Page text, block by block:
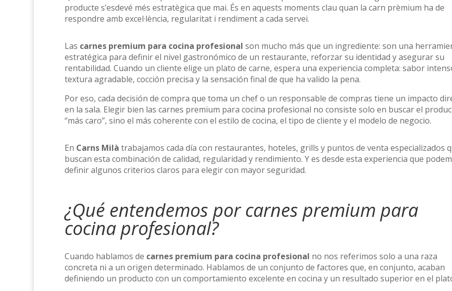
producte s’esdevé més estratègica que mai. És en aquests moments clau quan la carn prèmium ha de
respondre amb excel·lència, regularitat i rendiment a cada servei.
Las carnes premium para cocina profesional son mucho más que un ingrediente: son una
estratégica para definir el nivel gastronómico de un restaurante, reforzar su identidad y asegurar su
rentabilidad. Cuando un cliente elige un plato de carne, espera una experiencia completa: sabor
textura agradable, cocción precisa y la sensación final de que ha valido la pena.
Por eso, cada decisión de compra que toma un chef o un responsable de compras tiene un impacto
en la sala. Elegir bien las carnes premium para cocina profesional no consiste solo en buscar el
“más caro”, sino el más coherente con el estilo de cocina, el tipo de cliente y el modelo de negocio.
En Carns Milà trabajamos cada día con restaurantes, hoteles, grills y puntos de venta especializados
buscan esta combinación de calidad, regularidad y rendimiento. Y es desde esta experiencia que
definir algunos criterios claros para elegir con mayor seguridad.
¿Qué entendemos por carnes premium para
cocina profesional?
Cuando hablamos de carnes premium para cocina profesional no nos referimos solo a una raza
concreta ni a un origen determinado. Hablamos de un conjunto de factores que, en conjunto, acaban
definiendo un producto con un comportamiento excelente en cocina y un resultado superior en el